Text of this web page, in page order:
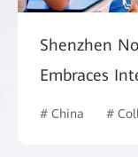
Shenzhen
Embraces
# China #